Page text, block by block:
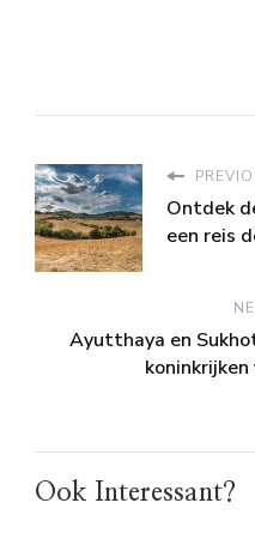
Ontdek
een reis
Ayutthaya en
Ook Interessant?